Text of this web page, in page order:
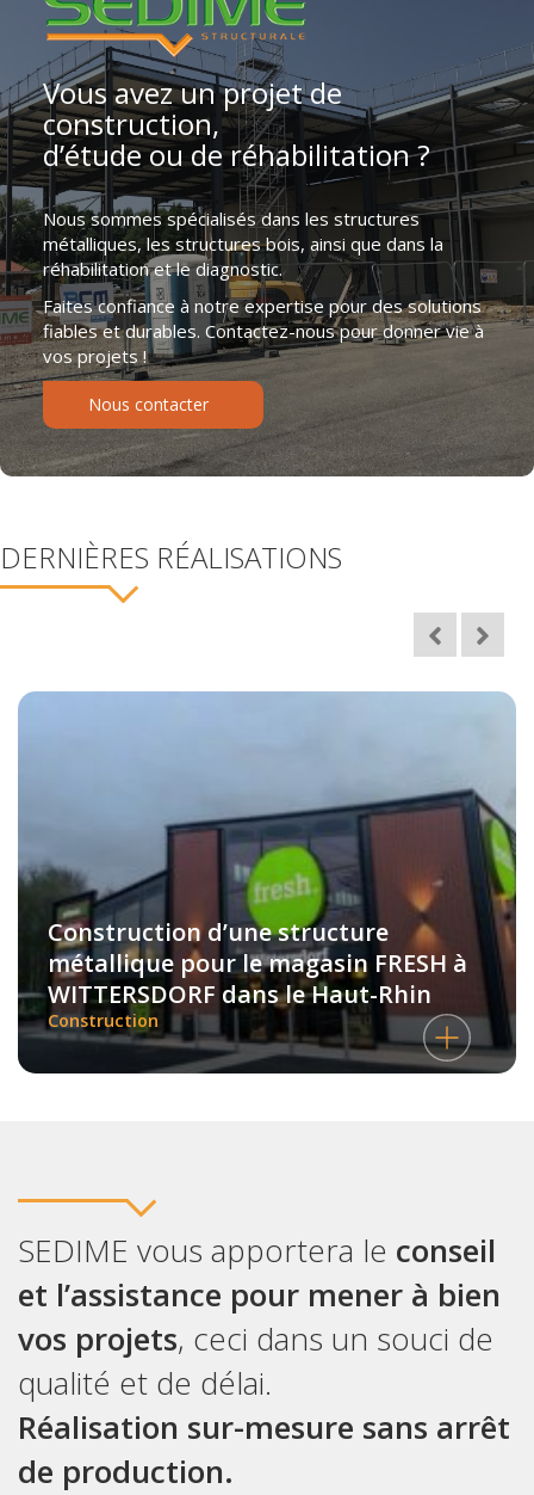
Vous avez un projet de
construction,
d’étude ou de réhabilitation ?
Nous sommes spécialisés dans les structures
métalliques, les structures bois, ainsi que dans la
réhabilitation et le diagnostic.
Faites confiance à notre expertise pour des solutions
fiables et durables. Contactez-nous pour donner vie à
vos projets !
Nous contacter
DERNIÈRES RÉALISATIONS
Construction d’une structure
métallique pour le magasin FRESH à
WITTERSDORF dans le Haut-Rhin
Construction
SEDIME vous apportera le conseil
et l’assistance pour mener à bien
vos projets, ceci dans un souci de
qualité et de délai.
Réalisation sur-mesure sans arrêt
de production.